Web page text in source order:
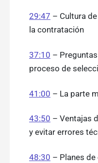
29:47 – Cultura
la contratación
37:10 –
proceso de
41:00 – La parte
43:50 – Ventajas
y evitar errores
48:30 – Planes